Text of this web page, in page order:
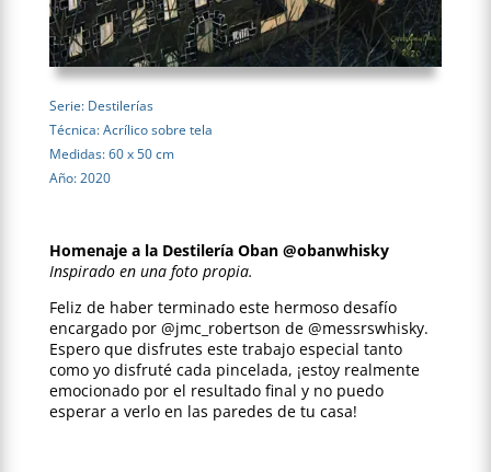
Serie: Destilerías
Técnica: Acrílico sobre tela
Medidas: 60 x 50 cm
Año: 2020
Homenaje a la Destilería Oban @obanwhisky
Inspirado en una foto propia.
Feliz de haber terminado este hermoso desafío
encargado por @jmc_robertson de @messrswhisky.
Espero que disfrutes este trabajo especial tanto
como yo disfruté cada pincelada, ¡estoy realmente
emocionado por el resultado final y no puedo
esperar a verlo en las paredes de tu casa!